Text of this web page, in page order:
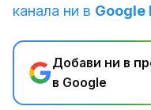
канала ни в Google
Добави ни в
в Google